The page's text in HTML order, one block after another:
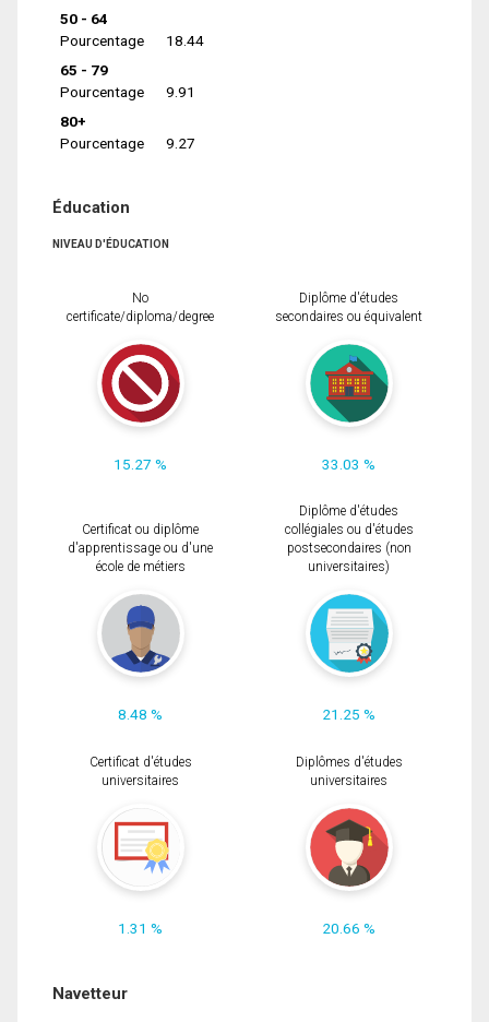
50 - 64
Pourcentage
18.44
65 - 79
Pourcentage
9.91
80+
Pourcentage
9.27
Éducation
NIVEAU D'ÉDUCATION
No
certificate/diploma/degree
15.27 %
Diplôme d'études
secondaires ou équivalent
33.03 %
Certificat ou diplôme
d'apprentissage ou d'une
école de métiers
8.48 %
Diplôme d'études
collégiales ou d'études
postsecondaires (non
universitaires)
21.25 %
Certificat d'études
universitaires
1.31 %
Diplômes d'études
universitaires
20.66 %
Navetteur